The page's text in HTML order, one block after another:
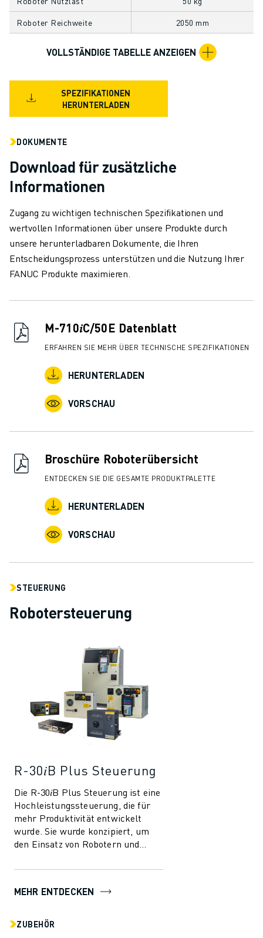
ERSATZTEILE
DIGITALE SERVICE TOOLS
TRAINING & AUSBILDUNG
FANUC AKADEMIE
LÖSUNGEN FÜR DIE AUSBILDUNG
WORLDSKILLS & YOUNG TALENTS
BILDUNGSVERANSTALTUNGEN
NEWS & MEDIA
EVENTS
UNSERE STANDORTE
KARRIERE
GESTALTEN SIE IHRE ZUKUNFT MIT FANUC
STANDORTE
Roboter Reichweite 2050 mm
VOLLSTÄNDIGE TABELLE ANZEIGEN
SPEZIFIKATIONEN
HERUNTERLADEN
DOKUMENTE
Download für zusätzliche
Informationen
Zugang zu wichtigen technischen Spezifikationen und
wertvollen Informationen über unsere Produkte durch
unsere herunterladbaren Dokumente, die Ihren
Entscheidungsprozess unterstützen und die Nutzung Ihrer
FANUC Produkte maximieren.
M-710𝑖C/50E Datenblatt
ERFAHREN SIE MEHR ÜBER TECHNISCHE SPEZIFIKATIONEN
HERUNTERLADEN
VORSCHAU
Broschüre Roboterübersicht
ENTDECKEN SIE DIE GESAMTE PRODUKTPALETTE
HERUNTERLADEN
VORSCHAU
STEUERUNG
Robotersteuerung
R-30𝑖B Plus Steuerung
Die R-30𝑖B Plus Steuerung ist eine
Hochleistungssteuerung, die für
mehr Produktivität entwickelt
wurde. Sie wurde konzipiert, um
den Einsatz von Robotern und
Fertigungsindust...
MEHR ENTDECKEN
ZUBEHÖR